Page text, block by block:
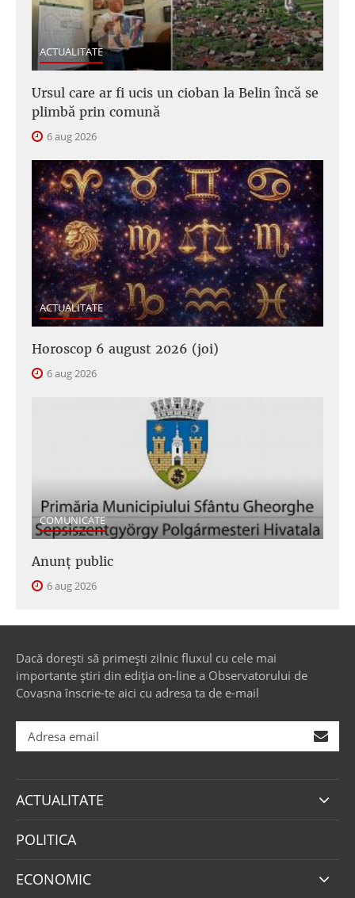
ACTUALITATE
Ursul care ar fi ucis un cioban la Belin încă se
plimbă prin comună
6 aug 2026
ACTUALITATE
Horoscop 6 august 2026 (joi)
6 aug 2026
COMUNICATE
Anunţ public
6 aug 2026
Dacă dorești să primești zilnic fluxul cu cele mai
importante știri din ediția on-line a Observatorului de
Covasna înscrie-te aici cu adresa ta de e-mail
ACTUALITATE
POLITICA
ECONOMIC